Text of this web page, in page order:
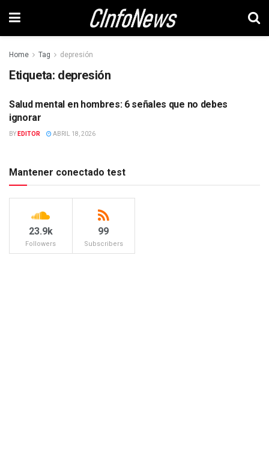
Home Tag depresión
Etiqueta: depresión
SALUD
Salud mental en hombres: 6 señales que no debes
ignorar
BY EDITOR ABRIL 18, 2026
Mantener conectado test
23.9k
Followers
99
Subscribers